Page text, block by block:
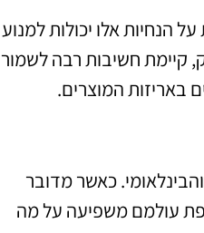
הנחיות אלו יכולות למנוע
קיימת חשיבות רבה לשמור
באריזות המוצרים.
כאשר מדובר
עולמם משפיעה על מה